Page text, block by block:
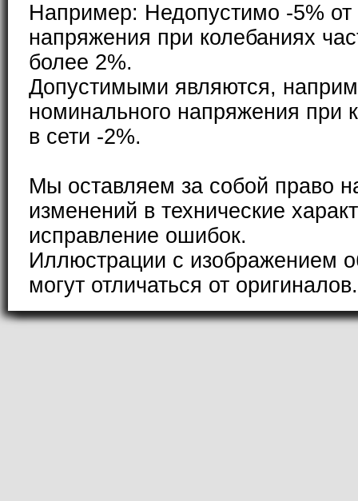
Например: Недопустимо -5% от
напряжения при колебаниях
более 2%.
Допустимыми являются,
номинального напряжения при
в сети -2%.
Мы оставляем за собой право
изменений в технические
исправление ошибок.
Иллюстрации с изображением
могут отличаться от оригиналов.